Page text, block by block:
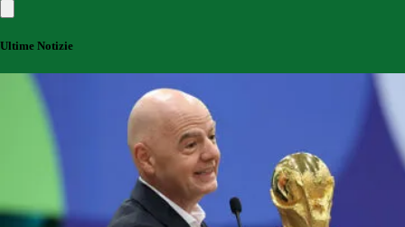
Ultime Notizie